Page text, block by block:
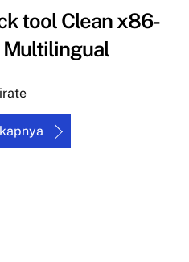
tool Clean x86-
Multilingual